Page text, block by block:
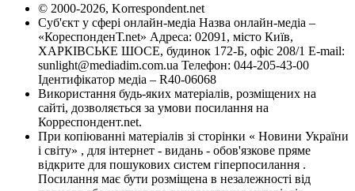
© 2000-2026, Korrespondent.net
Суб'єкт у сфері онлайн-медіа Назва онлайн-медіа –
«КореспонденТ.net» Адреса: 02091, місто Київ,
ХАРКІВСЬКЕ ШОСЕ, будинок 172-Б, офіс 208/1 E-mail:
sunlight@mediadim.com.ua Телефон: 044-205-43-00
Ідентифікатор медіа – R40-06068
Використання будь-яких матеріалів, розміщених на
сайті, дозволяється за умови посилання на
Корреспондент.net.
При копіюванні матеріалів зі сторінки « Новини України
і світу» , для інтернет - видань - обов'язкове пряме
відкрите для пошукових систем гіперпосилання .
Посилання має бути розміщена в незалежності від